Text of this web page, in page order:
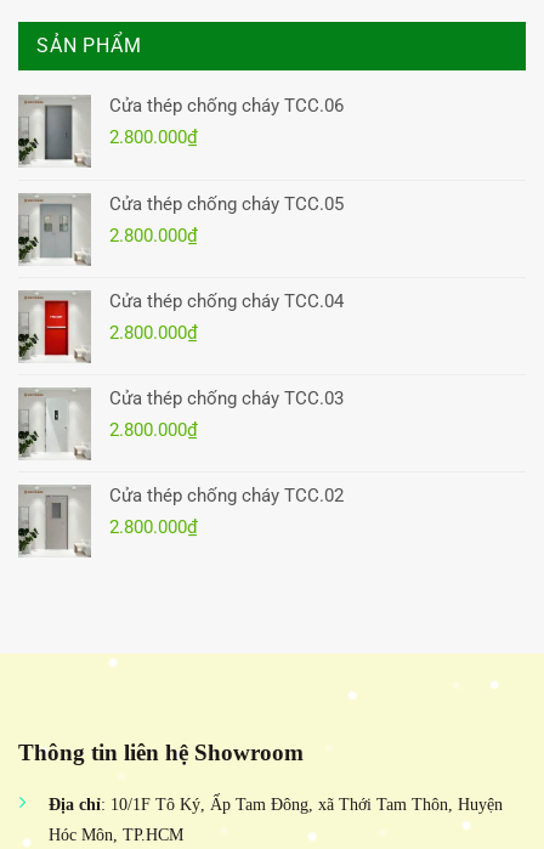
SẢN PHẨM
Cửa thép chống cháy TCC.06
2.800.000₫
Cửa thép chống cháy TCC.05
2.800.000₫
Cửa thép chống cháy TCC.04
2.800.000₫
Cửa thép chống cháy TCC.03
2.800.000₫
Cửa thép chống cháy TCC.02
2.800.000₫
Thông tin liên hệ Showroom
Địa chỉ: 10/1F Tô Ký, Ấp Tam Đông, xã Thới Tam Thôn, Huyện
Hóc Môn, TP.HCM